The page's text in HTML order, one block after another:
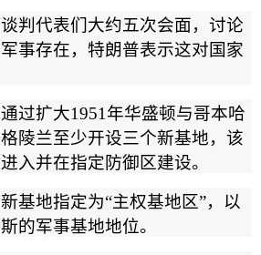
判代表们大约五次会面，讨论
事存在，特朗普表示这对国家
过扩大1951年华盛顿与哥本哈
陵兰至少开设三个新基地，该
入并在指定防御区建设。
基地指定为“主权基地区”，以
的军事基地地位。